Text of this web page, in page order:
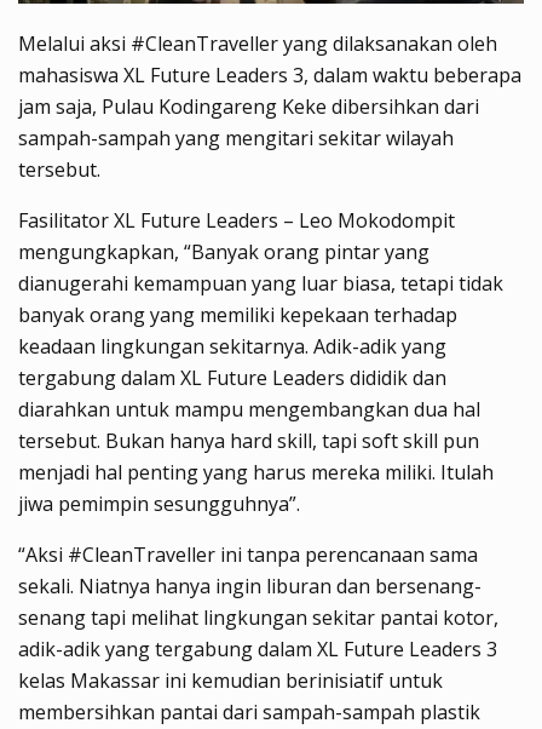
Melalui aksi #CleanTraveller yang dilaksanakan oleh
mahasiswa XL Future Leaders 3, dalam waktu beberapa
jam saja, Pulau Kodingareng Keke dibersihkan dari
sampah-sampah yang mengitari sekitar wilayah
tersebut.
Fasilitator XL Future Leaders – Leo Mokodompit
mengungkapkan, “Banyak orang pintar yang
dianugerahi kemampuan yang luar biasa, tetapi tidak
banyak orang yang memiliki kepekaan terhadap
keadaan lingkungan sekitarnya. Adik-adik yang
tergabung dalam XL Future Leaders dididik dan
diarahkan untuk mampu mengembangkan dua hal
tersebut. Bukan hanya hard skill, tapi soft skill pun
menjadi hal penting yang harus mereka miliki. Itulah
jiwa pemimpin sesungguhnya”.
“Aksi #CleanTraveller ini tanpa perencanaan sama
sekali. Niatnya hanya ingin liburan dan bersenang-
senang tapi melihat lingkungan sekitar pantai kotor,
adik-adik yang tergabung dalam XL Future Leaders 3
kelas Makassar ini kemudian berinisiatif untuk
membersihkan pantai dari sampah-sampah plastik